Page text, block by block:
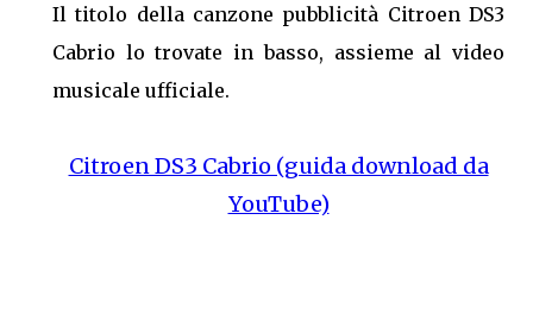
Il titolo della canzone pubblicità Citroen DS3
Cabrio lo trovate in basso, assieme al video
musicale ufficiale.
Citroen DS3 Cabrio (guida download da
YouTube)